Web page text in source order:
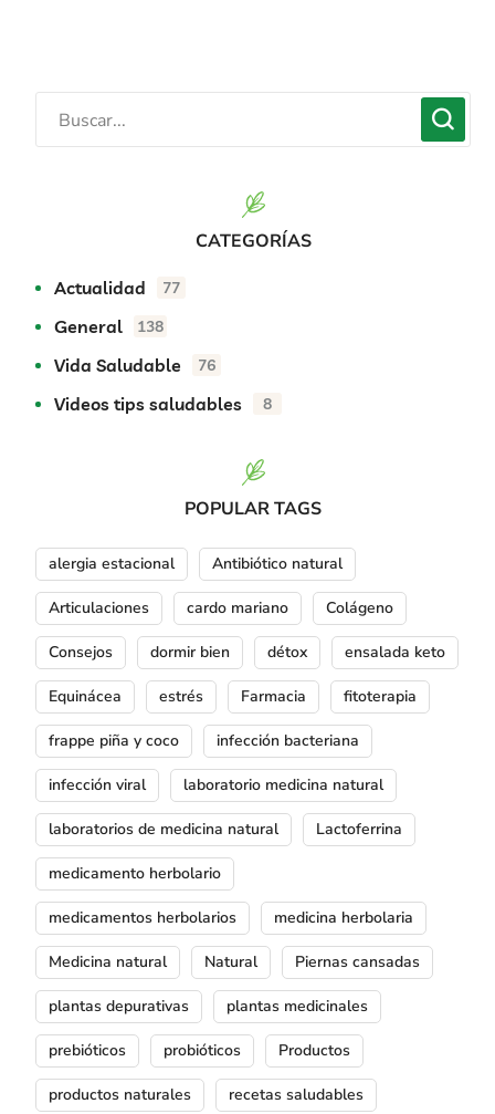
CATEGORÍAS
Actualidad 77
General 138
Vida Saludable 76
Videos tips saludables 8
POPULAR TAGS
alergia estacional Antibiótico natural
Articulaciones cardo mariano Colágeno
Consejos dormir bien détox ensalada keto
Equinácea estrés Farmacia fitoterapia
frappe piña y coco infección bacteriana
infección viral laboratorio medicina natural
laboratorios de medicina natural Lactoferrina
medicamento herbolario
medicamentos herbolarios medicina herbolaria
Medicina natural Natural Piernas cansadas
plantas depurativas plantas medicinales
prebióticos probióticos Productos
productos naturales recetas saludables